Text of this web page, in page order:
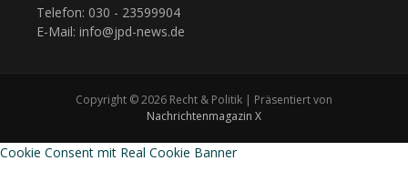
Telefon: 030 - 23599904
E-Mail: info@jpd-news.de
Copyright © 2026 Recht & Politik | Präsentiert von
Nachrichtenmagazin X
Cookie Consent mit Real Cookie Banner